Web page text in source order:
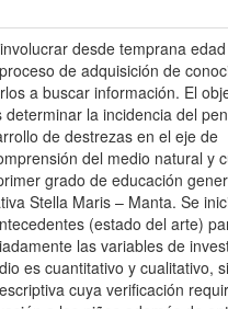
desde temprana
de adquisición de
a buscar información. El
la incidencia del
de destrezas en el eje de
del medio natural y
grado de educación
Stella Maris – Manta. Se
(estado del arte)
las variables de
es cuantitativo y cualitativo,
cuya verificación